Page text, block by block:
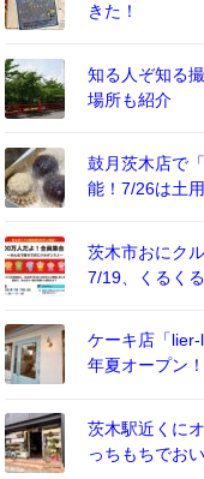
きた！
知る人ぞ知る
場所も紹介
鼓月茨木店で
能！7/26は土
茨木市おにク
7/19、くるく
ケーキ店「
年夏オープン！
茨木駅近くに
っちもちでお